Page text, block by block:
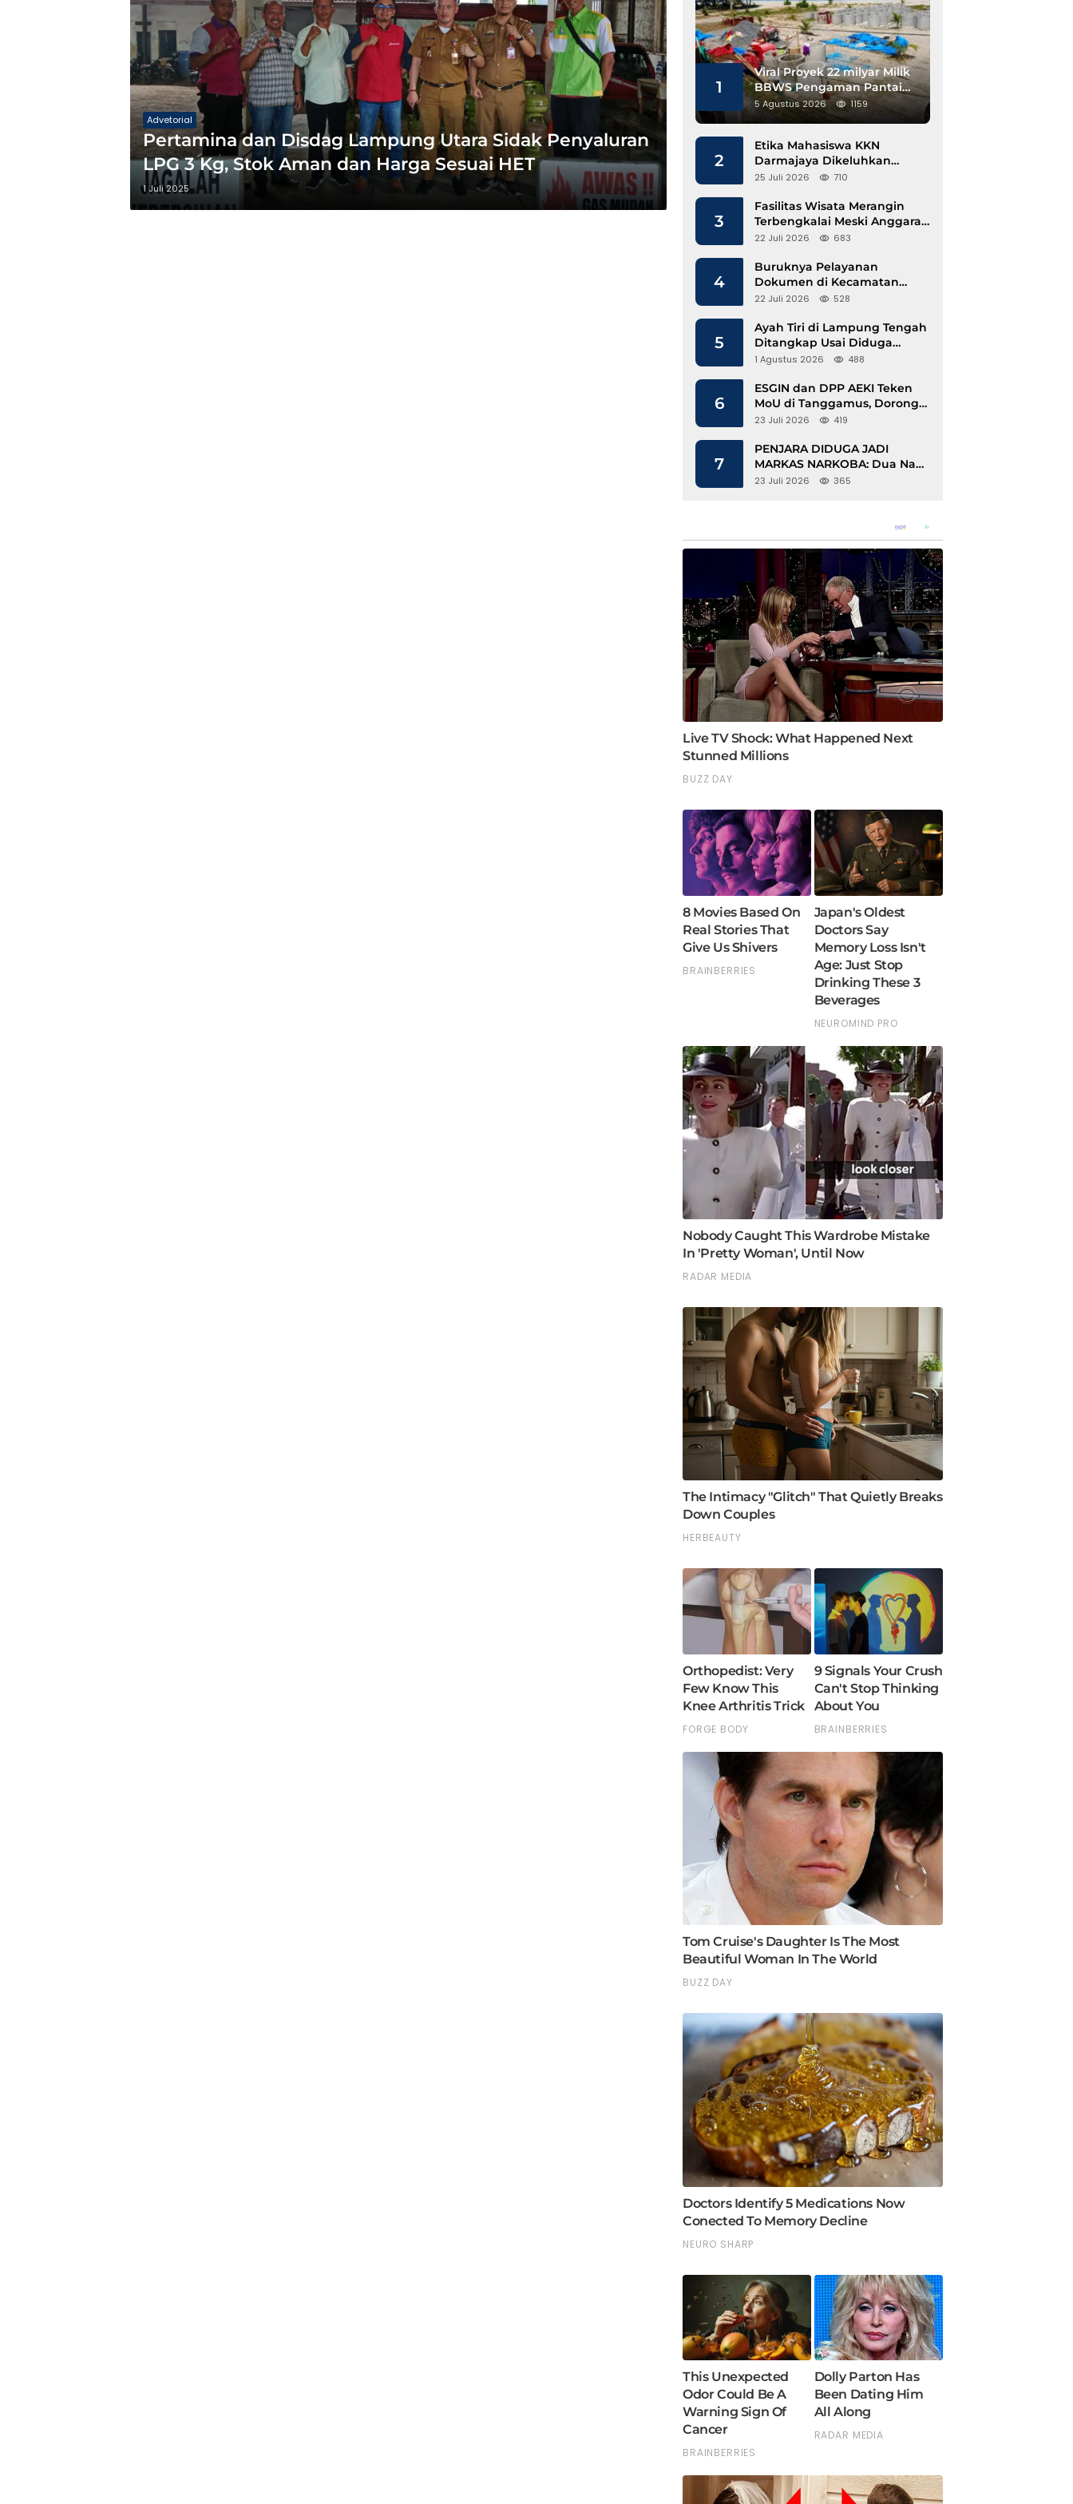
Advetorial
Pertamina dan Disdag Lampung Utara Sidak Penyaluran
LPG 3 Kg, Stok Aman dan Harga Sesuai HET
1 Juli 2025
1
Viral Proyek 22 milyar Milik
BBWS Pengaman Pantai
Pesisir Barat Diduga
Gunakan Besi Banci
5 Agustus 2026 1159
2
Etika Mahasiswa KKN
Darmajaya Dikeluhkan
Kepala Pekon Sinar Jawa
25 Juli 2026 710
3
Fasilitas Wisata Merangin
Terbengkalai Meski Anggaran
Perawatan Terus Mengalir
22 Juli 2026 683
4
Buruknya Pelayanan
Dokumen di Kecamatan
Pangkalan Susu, Kinerja
22 Juli 2026 528
5
Ayah Tiri di Lampung Tengah
Ditangkap Usai Diduga
Hamili Anak di Bawah Umur
1 Agustus 2026 488
6
ESGIN dan DPP AEKI Teken
MoU di Tanggamus, Dorong
Ekonomi Hijau Berbasis Kopi
23 Juli 2026 419
7
PENJARA DIDUGA JADI
MARKAS NARKOBA: Dua Napi
Rajabasa Bebas Gunakan HP,
23 Juli 2026 365